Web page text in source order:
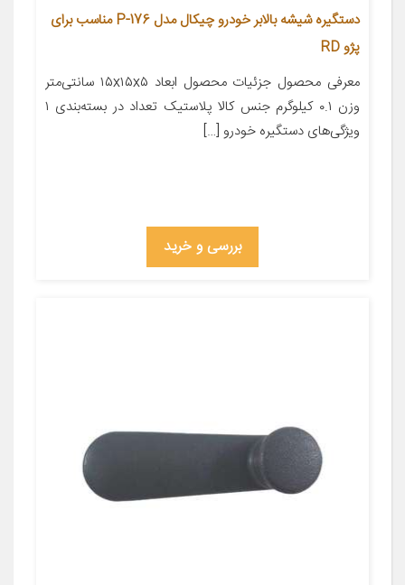
دستگیره شیشه بالابر خودرو چیکال مدل P-176 مناسب برای
پژو RD
معرفی محصول جزئیات محصول ابعاد ۱۵x۱۵x۵ سانتی‌متر
وزن ۰.۱ کیلوگرم جنس کالا پلاستیک تعداد در بسته‌بندی ۱
ویژگی‌های دستگیره خودرو […]
بررسی و خرید